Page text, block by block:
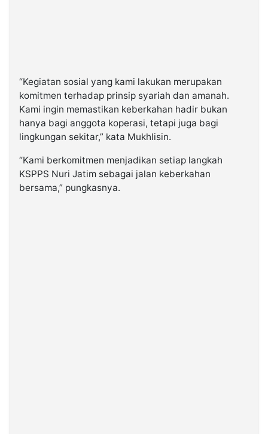
“Kegiatan sosial yang kami lakukan merupakan
komitmen terhadap prinsip syariah dan amanah.
Kami ingin memastikan keberkahan hadir bukan
hanya bagi anggota koperasi, tetapi juga bagi
lingkungan sekitar,” kata Mukhlisin.
“Kami berkomitmen menjadikan setiap langkah
KSPPS Nuri Jatim sebagai jalan keberkahan
bersama,” pungkasnya.